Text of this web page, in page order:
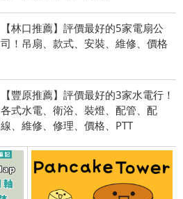
【林口推薦】評價最好的5家電扇公
司！吊扇、款式、安裝、維修、價格
【豐原推薦】評價最好的3家水電行！
各式水電、衛浴、裝燈、配管、配
線、維修、修理、價格、PTT